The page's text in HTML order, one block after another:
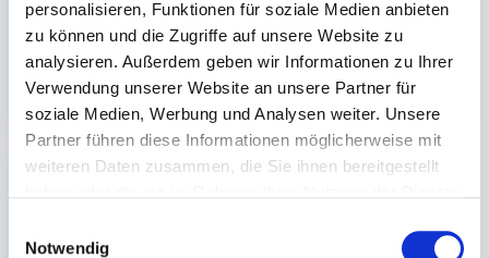
personalisieren, Funktionen für soziale Medien anbieten
zu können und die Zugriffe auf unsere Website zu
analysieren. Außerdem geben wir Informationen zu Ihrer
Verwendung unserer Website an unsere Partner für
soziale Medien, Werbung und Analysen weiter. Unsere
Partner führen diese Informationen möglicherweise mit
weiteren Daten zusammen, die Sie ihnen bereitgestellt
Notwendig
lieferbar.
250 St.
23,89 € In den Warenkorb
lieferbar.
1 St.
50,10 €